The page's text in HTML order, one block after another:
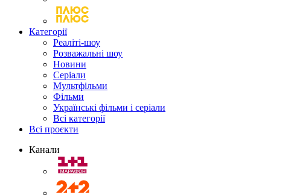
Категорії
Реаліті-шоу
Розважальні шоу
Новини
Серіали
Мультфільми
Фільми
Українські фільми і серіали
Всі категорії
Всі проєкти
Канали